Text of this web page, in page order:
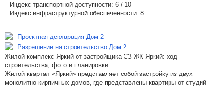
Индекс транспортной доступности: 6 / 10
Индекс инфраструктурной обеспеченности: 8
Проектная декларация Дом 2
Разрешение на строительство Дом 2
Жилой комплекс Яркий от застройщика СЗ ЖК Яркий: ход
строительства, фото и планировки.
Жилой квартал «Яркий» представляет собой застройку из двух
монолитно-кирпичных домов, где представлены квартиры от студий